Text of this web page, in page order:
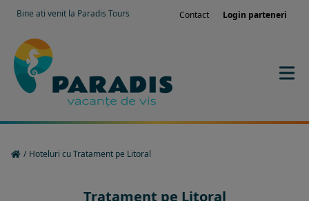
Bine ati venit la Paradis Tours Contact Login parteneri
/ Hoteluri cu Tratament pe Litoral
Tratament pe Litoral